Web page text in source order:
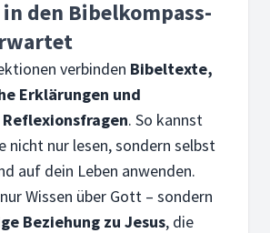
in den Bibelkompass-
verbinden Bibeltexte,
Erklärungen und
. So kannst
nicht nur lesen, sondern selbst
auf dein Leben anwenden.
Wissen über Gott – sondern
Beziehung zu Jesus, die